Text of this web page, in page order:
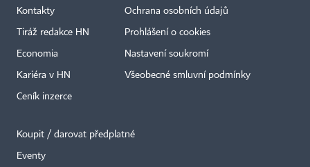
Kontakty
Tiráž redakce HN
Economia
Kariéra v HN
Ceník inzerce
Ochrana osobních údajů
Prohlášení o cookies
Nastavení soukromí
Všeobecné smluvní podmínky
Koupit / darovat předplatné
Eventy